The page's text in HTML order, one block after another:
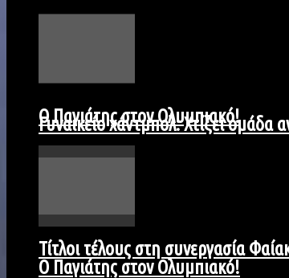
Γυναικείο χάντμπολ: Χτίζει ομάδα
Ο Παγιάτης στον Ολυμπιακό!
Ο Παγιάτης στον Ολυμπιακό!
Τίτλοι τέλους στη συνεργασία